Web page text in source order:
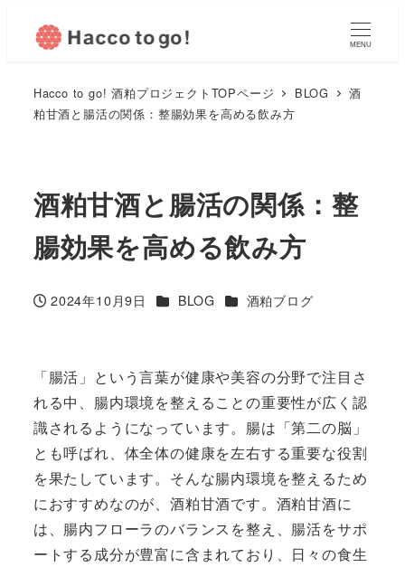
MENU
Hacco to go! 酒粕プロジェクトTOPページ BLOG
酒
粕甘酒と腸活の関係：整腸効果を高める飲み方
酒粕甘酒と腸活の関係：整
腸効果を高める飲み方
投稿日
2024年10月9日 カテゴリー
BLOG カテゴリー
酒粕ブログ
「腸活」という言葉が健康や美容の分野で注目さ
れる中、腸内環境を整えることの重要性が広く認
識されるようになっています。腸は「第二の脳」
とも呼ばれ、体全体の健康を左右する重要な役割
を果たしています。そんな腸内環境を整えるため
におすすめなのが、酒粕甘酒です。酒粕甘酒に
は、腸内フローラのバランスを整え、腸活をサポ
ートする成分が豊富に含まれており、日々の食生